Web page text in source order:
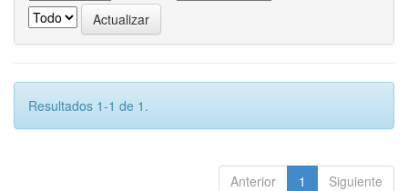
Resultados 1-1 de 1.
Anterior 1 Siguiente